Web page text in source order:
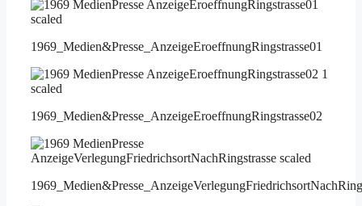
1969_Medien&Presse_AnzeigeEroeffnungRingstrasse01
1969_Medien&Presse_AnzeigeEroeffnungRingstrasse02